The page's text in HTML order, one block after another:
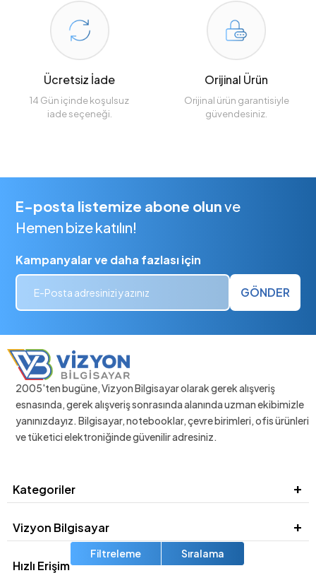
Filtreleme Sıralama
Ücretsiz İade
14 Gün içinde koşulsuz
iade seçeneği.
Orijinal Ürün
Orijinal ürün garantisiyle
güvendesiniz.
E-posta listemize abone olunve
Hemen bize katılın!
Kampanyalar ve daha fazlası için
GÖNDER
2005'ten bugüne, Vizyon Bilgisayar olarak gerek alışveriş
esnasında, gerek alışveriş sonrasında alanında uzman ekibimizle
yanınızdayız. Bilgisayar, notebooklar, çevre birimleri, ofis ürünleri
ve tüketici elektroniğinde güvenilir adresiniz.
Kategoriler
Vizyon Bilgisayar
Hızlı Erişim